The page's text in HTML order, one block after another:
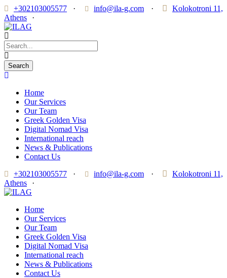
+302103005577 · info@ila-g.com ·
Kolokotroni 11,
Athens
·
Home
Our Services
Our Team
Greek Golden Visa
Digital Nomad Visa
International reach
News & Publications
Contact Us
+302103005577
· info@ila-g.com ·
Kolokotroni 11,
Athens
·
Home
Our Services
Our Team
Greek Golden Visa
Digital Nomad Visa
International reach
News & Publications
Contact Us